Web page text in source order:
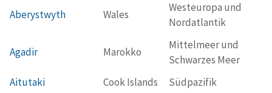
Aberystwyth Wales
Westeuropa und
Nordatlantik
Agadir Marokko
Mittelmeer und
Schwarzes Meer
Aitutaki
Cook Islands
Südpazifik